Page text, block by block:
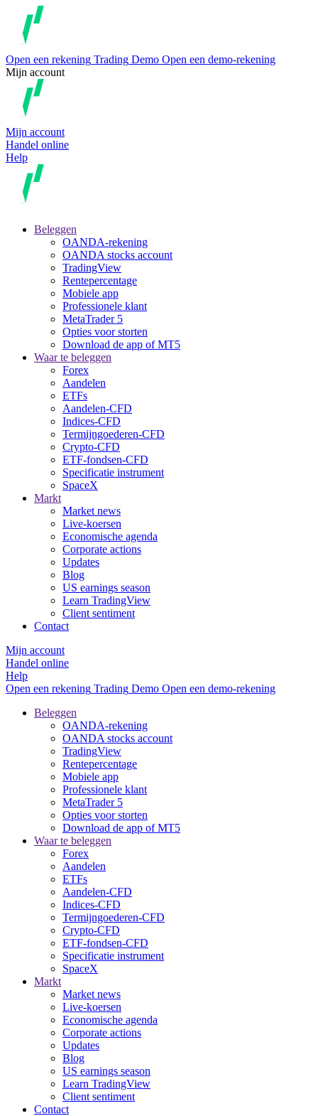
Open een rekening Trading Demo Open een demo-rekening
Mijn account
Mijn account
Handel online
Help
Beleggen
OANDA-rekening
OANDA stocks account
TradingView
Rentepercentage
Mobiele app
Professionele klant
MetaTrader 5
Opties voor storten
Download de app of MT5
Waar te beleggen
Forex
Aandelen
ETFs
Aandelen-CFD
Indices-CFD
Termijngoederen-CFD
Crypto-CFD
ETF-fondsen-CFD
Specificatie instrument
SpaceX
Markt
Market news
Live-koersen
Economische agenda
Corporate actions
Updates
Blog
US earnings season
Learn TradingView
Client sentiment
Contact
Mijn account
Handel online
Help
Open een rekening Trading Demo Open een demo-rekening
Beleggen
OANDA-rekening
OANDA stocks account
TradingView
Rentepercentage
Mobiele app
Professionele klant
MetaTrader 5
Opties voor storten
Download de app of MT5
Waar te beleggen
Forex
Aandelen
ETFs
Aandelen-CFD
Indices-CFD
Termijngoederen-CFD
Crypto-CFD
ETF-fondsen-CFD
Specificatie instrument
SpaceX
Markt
Market news
Live-koersen
Economische agenda
Corporate actions
Updates
Blog
US earnings season
Learn TradingView
Client sentiment
Contact